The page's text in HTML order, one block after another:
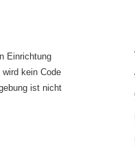
Einrichtung
kein Code
ist nicht